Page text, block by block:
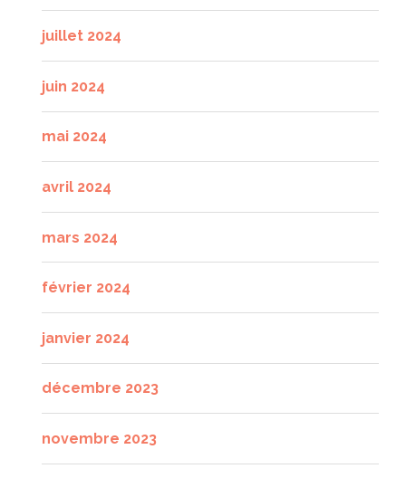
juillet 2024
juin 2024
mai 2024
avril 2024
mars 2024
février 2024
janvier 2024
décembre 2023
novembre 2023